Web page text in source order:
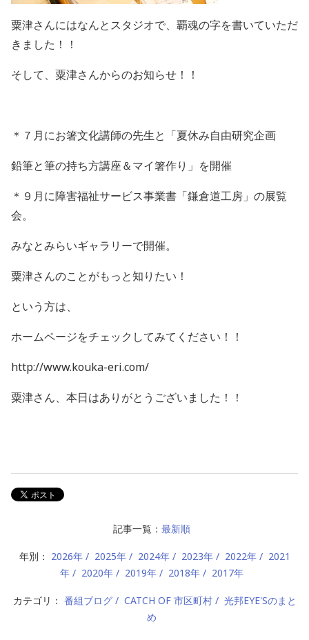
粟津さんにはなんとスタジオで、覇魂の字を書いていただ
きました！！
そして、粟津さんからのお知らせ！！
＊７月にお箸文化講師の先生と「夏休み自由研究企画
鉛筆と筆の持ち方講座＆マイ箸作り」を開催
＊９月に障害福祉サービス事業書「鎌倉道工房」の展覧
会。
みなとみらいギャラリーで開催。
粟津さんのことがもっと知りたい！
という方は、
ホームページをチェックしてみてください！！
http://www.kouka-eri.com/
粟津さん、本日はありがとうございました！！
記事一覧： 最新順
年別： 2026年 2025年 2024年 2023年 2022年
2021
年
2020年 2019年 2018年 2017年
カテゴリ： 番組ブログ CATCH OF 市区町村
光邦EYE'Sのまと
め